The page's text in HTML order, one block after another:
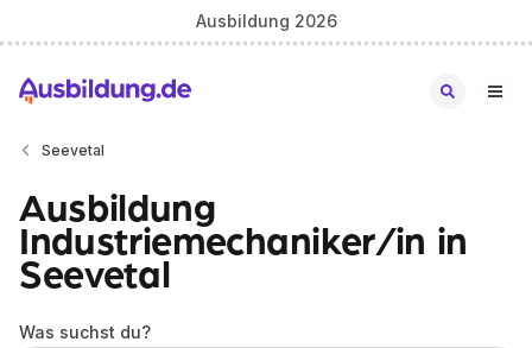
Ausbildung 2026
Seevetal
Ausbildung
Industriemechaniker/in in
Seevetal
Was suchst du?